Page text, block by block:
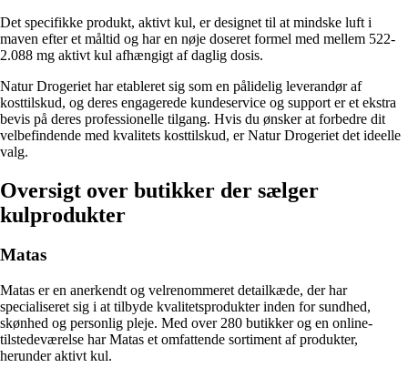
Det specifikke produkt, aktivt kul, er designet til at mindske luft i
maven efter et måltid og har en nøje doseret formel med mellem 522-
2.088 mg aktivt kul afhængigt af daglig dosis.
Natur Drogeriet har etableret sig som en pålidelig leverandør af
kosttilskud, og deres engagerede kundeservice og support er et ekstra
bevis på deres professionelle tilgang. Hvis du ønsker at forbedre dit
velbefindende med kvalitets kosttilskud, er Natur Drogeriet det ideelle
valg.
Oversigt over butikker der sælger
kulprodukter
Matas
Matas er en anerkendt og velrenommeret detailkæde, der har
specialiseret sig i at tilbyde kvalitetsprodukter inden for sundhed,
skønhed og personlig pleje. Med over 280 butikker og en online-
tilstedeværelse har Matas et omfattende sortiment af produkter,
herunder aktivt kul.